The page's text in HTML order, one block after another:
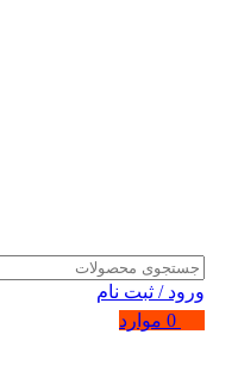
ورود / ثبت نام
0 موارد